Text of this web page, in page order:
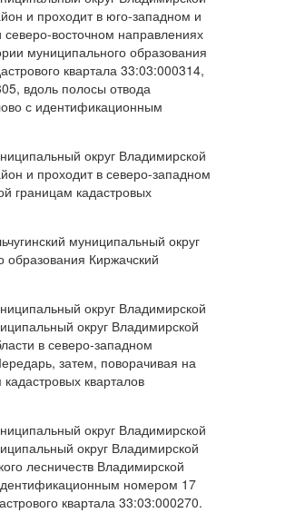
и проходит в юго-западном и
восточном направлениях
муниципального образования
квартала 33:03:000314,
вдоль полосы отвода
с идентификационным
округ Владимирской
и проходит в северо-западном
границам кадастровых
муниципальный округ
Киржачский
округ Владимирской
округ Владимирской
в северо-западном
затем, поворачивая на
кварталов
округ Владимирской
округ Владимирской
лесничеств Владимирской
номером 17
квартала 33:03:000270.